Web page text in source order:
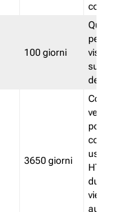
100 giorni
su
3650 giorni
viene